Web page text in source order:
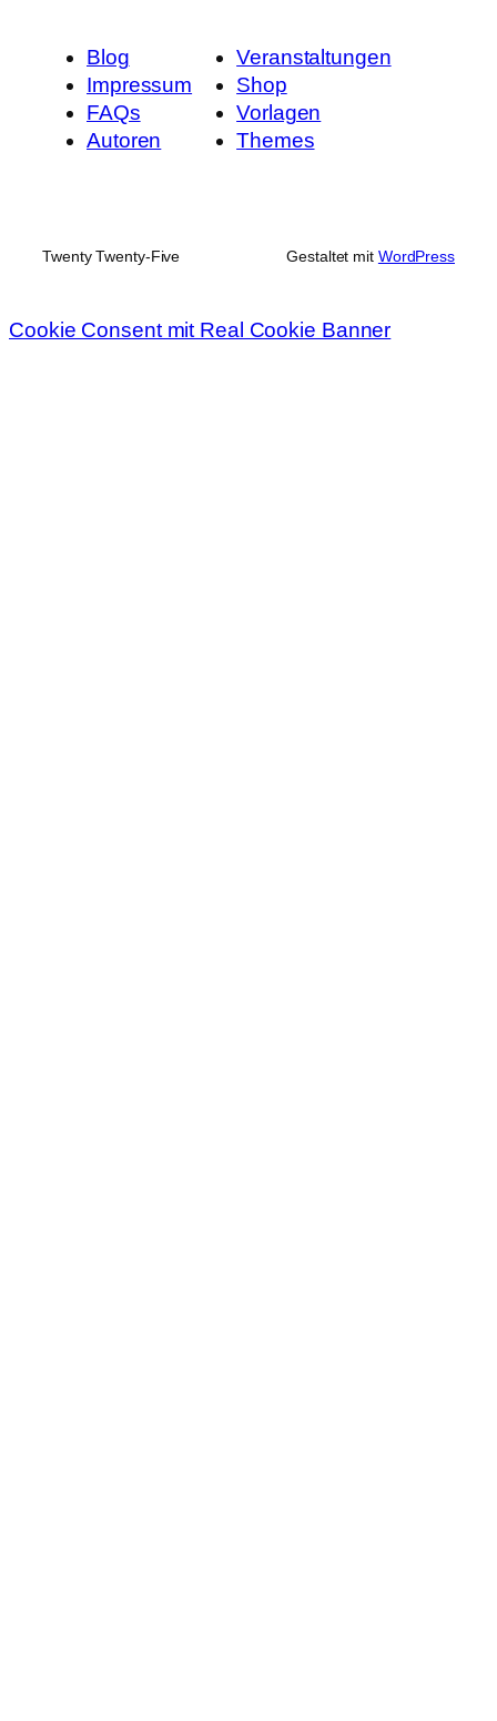
Blog
Impressum
FAQs
Autoren
Veranstaltungen
Shop
Vorlagen
Themes
Twenty Twenty-Five Gestaltet mit WordPress
Cookie Consent mit Real Cookie Banner